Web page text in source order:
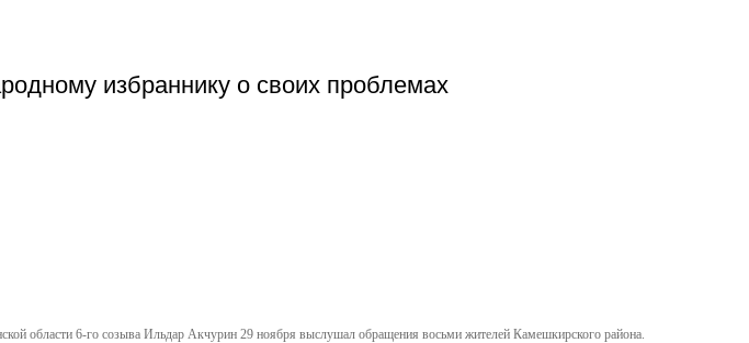
избраннику о своих проблемах
области 6-го созыва Ильдар Акчурин 29 ноября выслушал обращения восьми жителей Камешкирского района.